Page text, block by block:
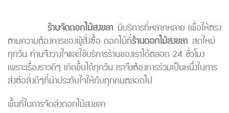
ร้านจัดดอกไม้สงขลา มีบริการที่หลากหลาย เพื่อให้ตรง
ตามความต้องการของผู้สั่งซื้อ ดอกไม้ที่ร้านดอกไม้สงขลา สดใหม่
ทุกวัน ท่านจึงวางใจและใช้บริการร้านของเราได้ตลอด 24 ชั่วโมง
เพราะเรื่องราวดีๆ เกิดขึ้นได้ทุกวัน เราจึงต้องการร่วมเป็นหนึ่งในการ
ส่งต่อสิ่งดีๆที่น่าประทับใจให้กับทุกคนตลอดไป
พื้นที่ในการจัดส่งดอกไม้สงขลา